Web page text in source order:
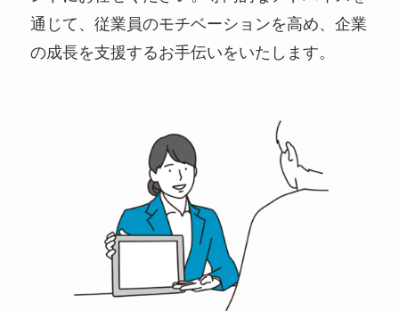
通じて、従業員のモチベーションを高め、企業
の成長を支援するお手伝いをいたします。